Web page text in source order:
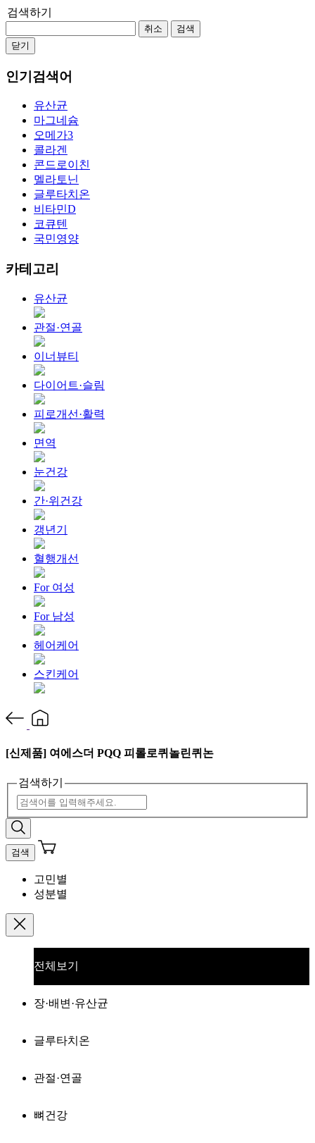
검색하기
취소
검색
닫기
인기검색어
유산균
마그네슘
오메가3
콜라겐
콘드로이친
멜라토닌
글루타치온
비타민D
코큐텐
국민영양
카테고리
유산균
관절·연골
이너뷰티
다이어트·슬림
피로개선·활력
면역
눈건강
간·위건강
갱년기
혈행개선
For 여성
For 남성
헤어케어
스킨케어
[신제품] 여에스더 PQQ 피롤로퀴놀린퀴논
검색하기
검색
고민별
성분별
전체보기
장·배변·유산균
글루타치온
관절·연골
뼈건강